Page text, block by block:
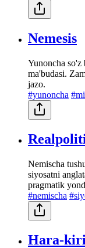
Nemesis
Yunoncha
ma'budasi.
jazo.
#yunoncha
Nemischa
siyosatni
pragmatik
#nemischa
Hara-kiri